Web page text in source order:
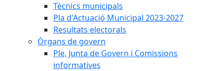
Tècnics municipals
Pla d'Actuació Municipal 2023-2027
Resultats electorals
Òrgans de govern
Ple, Junta de Govern i Comissions
informatives